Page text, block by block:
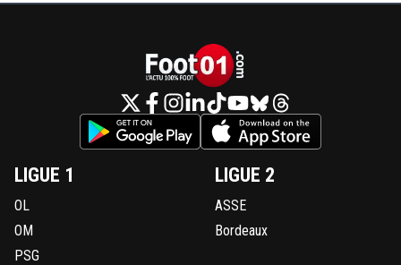
LIGUE 1
OL
OM
PSG
LIGUE 2
ASSE
Bordeaux